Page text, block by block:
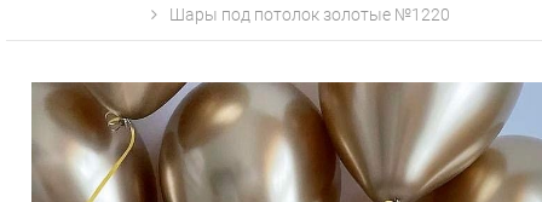
Шары под потолок золотые №1220